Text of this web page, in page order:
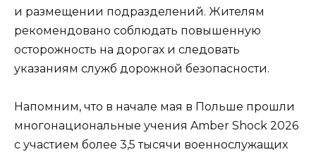
и размещении подразделений. Жителям
рекомендовано соблюдать повышенную
осторожность на дорогах и следовать
указаниям служб дорожной безопасности.
Напомним, что в начале мая в Польше прошли
многонациональные учения Amber Shock 2026
с участием более 3,5 тысячи военнослужащих